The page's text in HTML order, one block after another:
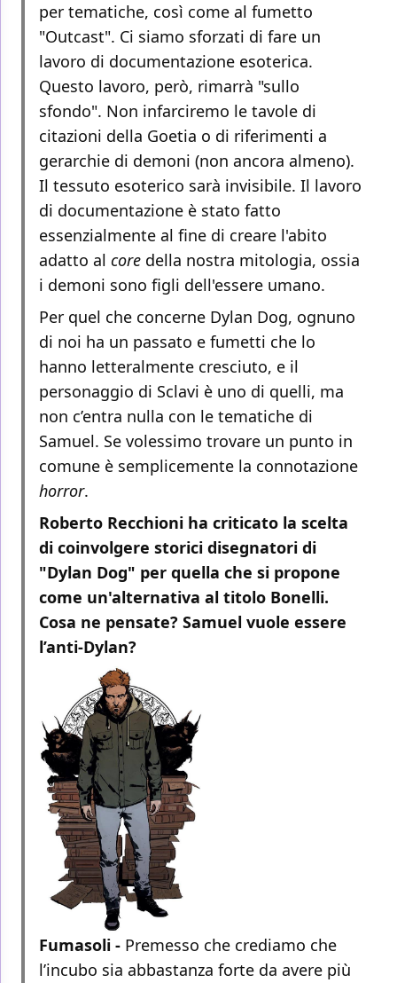
per tematiche, così come al fumetto
"Outcast". Ci siamo sforzati di fare un
lavoro di documentazione esoterica.
Questo lavoro, però, rimarrà "sullo
sfondo". Non infarciremo le tavole di
citazioni della Goetia o di riferimenti a
gerarchie di demoni (non ancora almeno).
Il tessuto esoterico sarà invisibile. Il lavoro
di documentazione è stato fatto
essenzialmente al fine di creare l'abito
adatto al core della nostra mitologia, ossia
i demoni sono figli dell'essere umano.
Per quel che concerne Dylan Dog, ognuno
di noi ha un passato e fumetti che lo
hanno letteralmente cresciuto, e il
personaggio di Sclavi è uno di quelli, ma
non c’entra nulla con le tematiche di
Samuel. Se volessimo trovare un punto in
comune è semplicemente la connotazione
horror.
Roberto Recchioni ha criticato la scelta
di coinvolgere storici disegnatori di
"Dylan Dog" per quella che si propone
come un'alternativa al titolo Bonelli.
Cosa ne pensate? Samuel vuole essere
l’anti-Dylan?
Fumasoli - Premesso che crediamo che
l’incubo sia abbastanza forte da avere più